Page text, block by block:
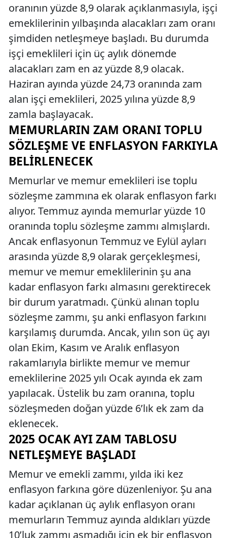
oranının yüzde 8,9 olarak açıklanmasıyla, işçi
emeklilerinin yılbaşında alacakları zam oranı
şimdiden netleşmeye başladı. Bu durumda
işçi emeklileri için üç aylık dönemde
alacakları zam en az yüzde 8,9 olacak.
Haziran ayında yüzde 24,73 oranında zam
alan işçi emeklileri, 2025 yılına yüzde 8,9
zamla başlayacak.
MEMURLARIN ZAM ORANI TOPLU
SÖZLEŞME VE ENFLASYON FARKIYLA
BELIRLENECEK
Memurlar ve memur emeklileri ise toplu
sözleşme zammına ek olarak enflasyon farkı
alıyor. Temmuz ayında memurlar yüzde 10
oranında toplu sözleşme zammı almışlardı.
Ancak enflasyonun Temmuz ve Eylül ayları
arasında yüzde 8,9 olarak gerçekleşmesi,
memur ve memur emeklilerinin şu ana
kadar enflasyon farkı almasını gerektirecek
bir durum yaratmadı. Çünkü alınan toplu
sözleşme zammı, şu anki enflasyon farkını
karşılamış durumda. Ancak, yılın son üç ayı
olan Ekim, Kasım ve Aralık enflasyon
rakamlarıyla birlikte memur ve memur
emeklilerine 2025 yılı Ocak ayında ek zam
yapılacak. Üstelik bu zam oranına, toplu
sözleşmeden doğan yüzde 6’lık ek zam da
eklenecek.
2025 OCAK AYI ZAM TABLOSU
NETLEŞMEYE BAŞLADI
Memur ve emekli zammı, yılda iki kez
enflasyon farkına göre düzenleniyor. Şu ana
kadar açıklanan üç aylık enflasyon oranı
memurların Temmuz ayında aldıkları yüzde
10’luk zammı aşmadığı için ek bir enflasyon